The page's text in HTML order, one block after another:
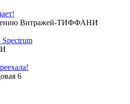
Витражей-ТИФФАНИ
6